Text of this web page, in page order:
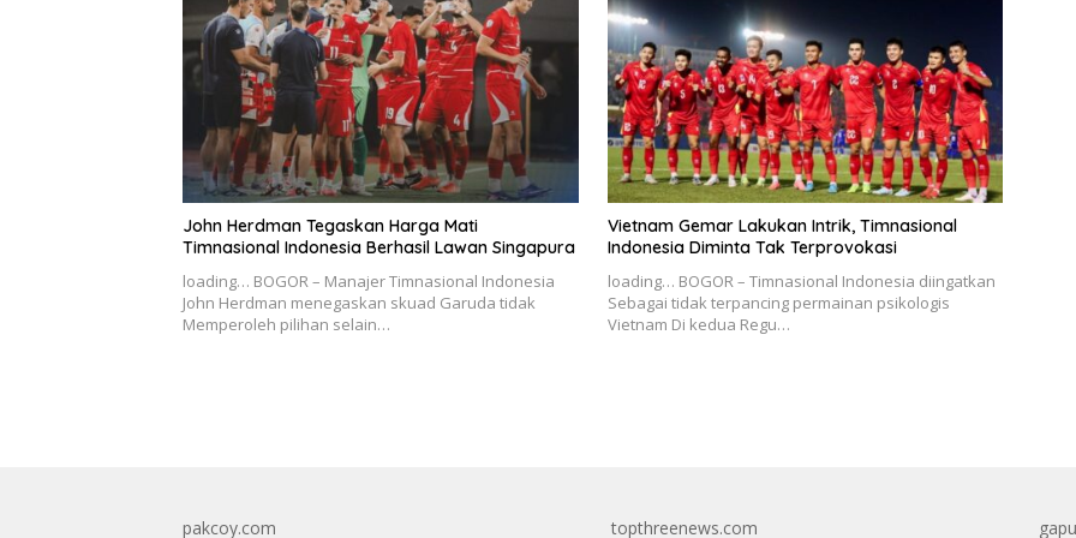
John Herdman Tegaskan Harga Mati
Timnasional Indonesia Berhasil Lawan Singapura
loading… BOGOR – Manajer Timnasional Indonesia
John Herdman menegaskan skuad Garuda tidak
Memperoleh pilihan selain…
Vietnam Gemar Lakukan Intrik, Timnasional
Indonesia Diminta Tak Terprovokasi
loading… BOGOR – Timnasional Indonesia diingatkan
Sebagai tidak terpancing permainan psikologis
Vietnam Di kedua Regu…
pakcoy.com topthreenews.com